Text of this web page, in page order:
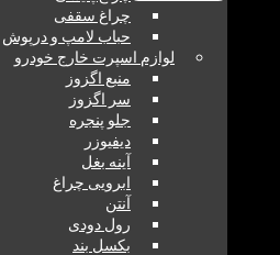
چراغ سقفی
حباب لامپ و درپوش
لوازم اسپرت خارج خودرو
منبع اگزوز
سر اگزوز
جلو پنجره
ابرویی چراغ
رول دودی
بکسل بند